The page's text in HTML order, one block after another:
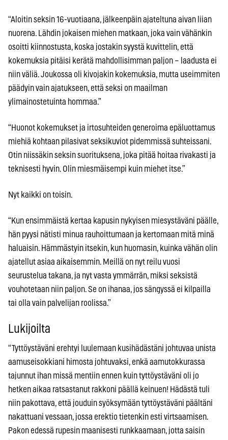
“Aloitin seksin 16-vuotiaana, jälkeenpäin ajateltuna aivan liian
nuorena. Lähdin jokaisen miehen matkaan, joka vain vähänkin
osoitti kiinnostusta, koska jostakin syystä kuvittelin, että
kokemuksia pitäisi kerätä mahdollisimman paljon – laadusta ei
niin väliä. Joukossa oli kivojakin kokemuksia, mutta useimmiten
päädyin vain ajatukseen, että seksi on maailman
ylimainostetuinta hommaa.”
“Huonot kokemukset ja irtosuhteiden generoima epäluottamus
miehiä kohtaan pilasivat seksikuviot pidemmissä suhteissani.
Otin niissäkin seksin suorituksena, joka pitää hoitaa rivakasti ja
teknisesti hyvin. Olin miesmäisempi kuin miehet itse.”
Nyt kaikki on toisin.
“Kun ensimmäistä kertaa kapusin nykyisen miesystäväni päälle,
hän pyysi nätisti minua rauhoittumaan ja kertomaan mitä minä
haluaisin. Hämmästyin itsekin, kun huomasin, kuinka vähän olin
ajatellut asiaa aikaisemmin. Meillä on nyt reilu vuosi
seurustelua takana, ja nyt vasta ymmärrän, miksi seksistä
vouhotetaan niin paljon. Se on ihanaa, jos sängyssä ei kilpailla
tai olla vain palvelijan roolissa.”
Lukijoilta
“Tyttöystäväni erehtyi luulemaan kusihädästäni johtuvaa unista
aamuseisokkiani himosta johtuvaksi, enkä aamutokkurassa
tajunnut ihan missä mentiin ennen kuin tyttöystäväni oli jo
hetken aikaa ratsastanut rakkoni päällä keinuen! Hädästä tuli
niin pakottava, että jouduin syöksymään tyttöystäväni päältäni
nakattuani vessaan, jossa erektio tietenkin esti virtsaamisen.
Pakon edessä rupesin maanisesti runkkaamaan, jotta saisin